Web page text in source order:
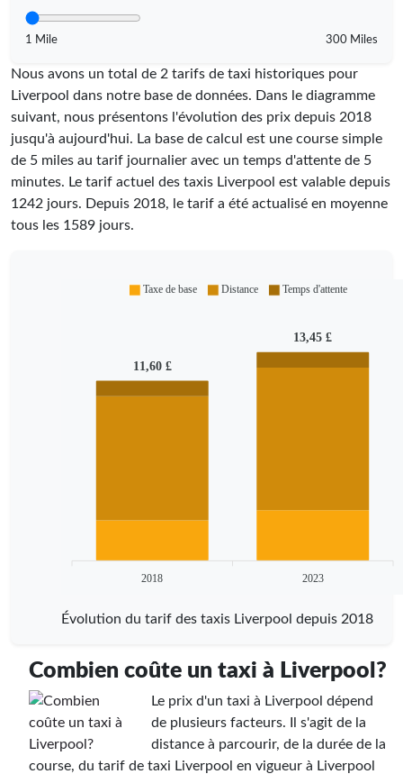
1 Mile 300 Miles
Nous avons un total de 2 tarifs de taxi historiques pour
Liverpool dans notre base de données. Dans le diagramme
suivant, nous présentons l'évolution des prix depuis 2018
jusqu'à aujourd'hui. La base de calcul est une course simple
de 5 miles au tarif journalier avec un temps d'attente de 5
minutes. Le tarif actuel des taxis Liverpool est valable depuis
1242 jours. Depuis 2018, le tarif a été actualisé en moyenne
tous les 1589 jours.
11,60 £
13,45 £
2018 2023
Taxe de base Distance Temps d'attente
Évolution du tarif des taxis Liverpool depuis 2018
Combien coûte un taxi à Liverpool?
Le prix d'un taxi à Liverpool dépend
de plusieurs facteurs. Il s'agit de la
distance à parcourir, de la durée de la
course, du tarif de taxi Liverpool en vigueur à Liverpool